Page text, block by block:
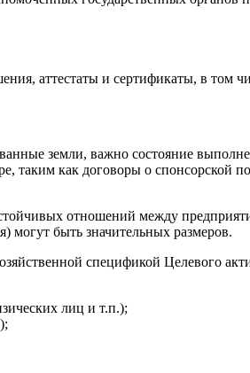
аттестаты и сертификаты, в том
земли, важно состояние
таким как договоры о спонсорской
отношений между
могут быть значительных размеров.
спецификой Целевого
лиц и т.п.);